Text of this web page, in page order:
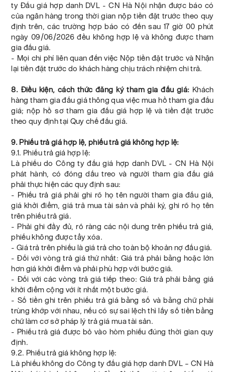
ty Đấu giá hợp danh DVL - CN Hà Nội nhận được báo có
của ngân hàng trong thời gian nộp tiền đặt trước theo quy
định trên, các trường hợp báo có đến sau 17 giờ 00 phút
ngày 09/06/2026 đều không hợp lệ và không được tham
gia đấu giá.
- Mọi chi phí liên quan đến việc Nộp tiền đặt trước và Nhận
lại tiền đặt trước do khách hàng chịu trách nhiệm chi trả.
8. Điều kiện, cách thức đăng ký tham gia đấu giá: Khách
hàng tham gia đấu giá thông qua việc mua hồ tham gia đấu
giá; nộp hồ sơ tham gia đấu giá hợp lệ và tiền đặt trước
theo quy định tại Quy chế đấu giá.
9. Phiếu trả giá hợp lệ, phiếu trả giá không hợp lệ:
9.1. Phiếu trả giá hợp lệ:
Là phiếu do Công ty đấu giá hợp danh DVL - CN Hà Nội
phát hành, có đóng dấu treo và người tham gia đấu giá
phải thực hiện các quy định sau:
- Phiếu trả giá phải ghi rõ họ tên người tham gia đấu giá,
giá khởi điểm, giá trả mua tài sản và phải ký, ghi rõ họ tên
trên phiếu trả giá.
- Phải ghi đầy đủ, rõ ràng các nội dung trên phiếu trả giá,
phiếu không được tẩy xóa.
- Giá trả trên phiếu là giá trả cho toàn bộ khoản nợ đấu giá.
- Đối với vòng trả giá thứ nhất: Giá trả phải bằng hoặc lớn
hơn giá khởi điểm và phải phù hợp với bước giá.
- Đối với các vòng trả giá tiếp theo: Giá trả phải bằng giá
khởi điểm cộng với ít nhất một bước giá.
- Số tiền ghi trên phiếu trả giá bằng số và bằng chữ phải
trùng khớp với nhau, nếu có sự sai lệch thì lấy số tiền bằng
chữ làm cơ sở pháp lý trả giá mua tài sản.
- Phiếu trả giá được bỏ vào hòm phiếu đúng thời gian quy
định.
9.2. Phiếu trả giá không hợp lệ:
Là phiếu không do Công ty đấu giá hợp danh DVL – CN Hà